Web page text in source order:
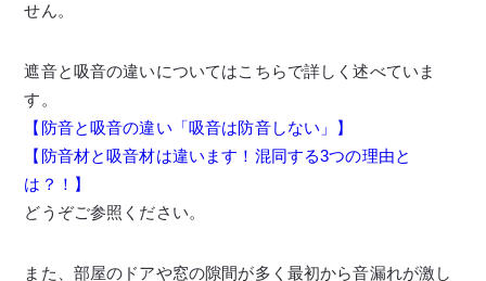
せん。
遮音と吸音の違いについてはこちらで詳しく述べていま
す。
【防音と吸音の違い「吸音は防音しない」】
【防音材と吸音材は違います！混同する3つの理由と
は？！】
どうぞご参照ください。
また、部屋のドアや窓の隙間が多く最初から音漏れが激し